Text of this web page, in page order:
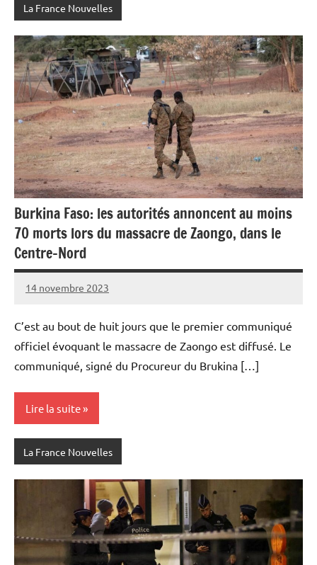
La France Nouvelles
Burkina Faso: les autorités annoncent au moins
70 morts lors du massacre de Zaongo, dans le
Centre-Nord
14 novembre 2023
Admins
C’est au bout de huit jours que le premier communiqué
officiel évoquant le massacre de Zaongo est diffusé. Le
communiqué, signé du Procureur du Brukina […]
Lire la suite
La France Nouvelles